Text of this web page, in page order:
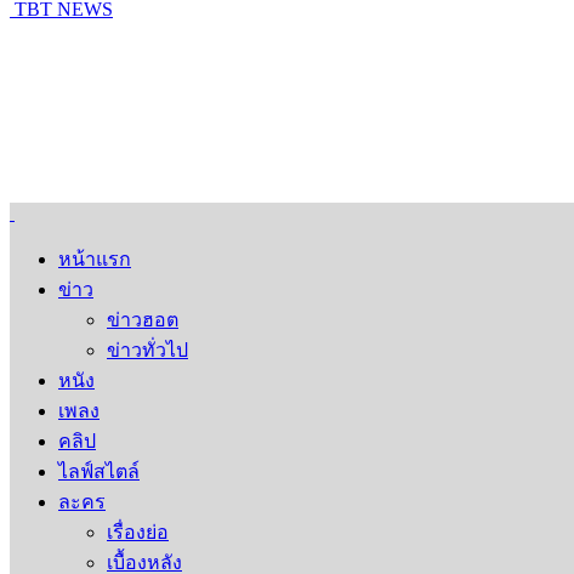
TBT NEWS
หน้าแรก
ข่าว
ข่าวฮอต
ข่าวทั่วไป
หนัง
เพลง
คลิป
ไลฟ์สไตล์
ละคร
เรื่องย่อ
เบื้องหลัง